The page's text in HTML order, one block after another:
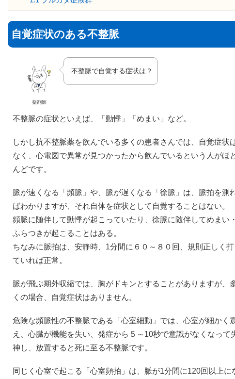
自覚症状のある不整脈
薬剤師
不整脈で自覚する症状は？
不整脈の症状といえば、「動悸」「めまい」など。
しかし抗不整脈薬を飲んでいる多くの患者さんでは、自覚症状
なく、心電図で異常が見つかったから飲んでいるという人がほ
んどです。
脈が速くなる「頻脈」や、脈が遅くなる「徐脈」は、脈拍を測
ばわかりますが、それ自体を症状として自覚することはない。
頻脈に随伴して動悸が起こっていたり、徐脈に随伴してめまい・
ふらつきが起こることはある。
ちなみに脈拍は、安静時、1分間に６０～８０回、規則正しく打
ていれば正常。
脈が飛ぶ期外収縮では、胸がドキンとすることがありますが、
くの場合、自覚症状はありません。
危険な頻脈性の不整脈である「心室細動」では、心室が細かく
え、心臓が機能を失い、発症から５～10秒で意識がなくなって
神し、放置すると死に至る不整脈です。
同じく心室で起こる「心室頻拍」は、脈が1分間に120回以上に